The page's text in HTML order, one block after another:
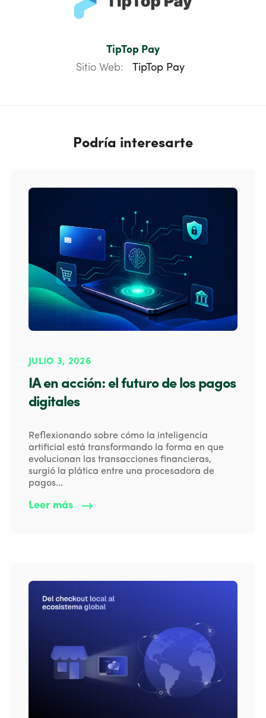
TipTop Pay
Sitio Web:
TipTop Pay
Podría interesarte
JULIO 3, 2026
IA en acción: el futuro de los pagos
digitales
Reflexionando sobre cómo la inteligencia
artificial está transformando la forma en que
evolucionan las transacciones financieras,
surgió la plática entre una procesadora de
pagos...
Leer más